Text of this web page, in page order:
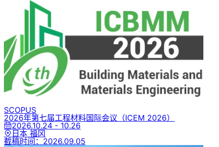
SCOPUS
2026年第七届工程材料国际会议 （ICEM 2026）
2026.10.24 - 10.26
日本 福冈
截稿时间： 2026.09.05